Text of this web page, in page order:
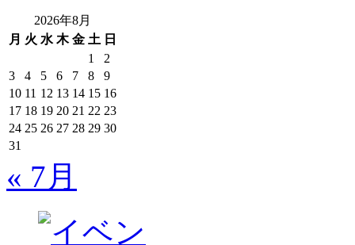
2026年8月
月 火 水 木 金 土 日
1
2
3
4 5 6 7 8
9
10 11 12 13 14 15 16
17 18 19 20 21 22 23
24 25 26 27 28 29 30
31
« 7月